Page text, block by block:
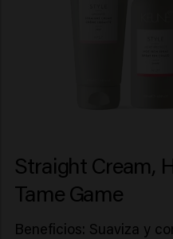
Straight Cream,
Tame Game
Beneficios: Suaviza y